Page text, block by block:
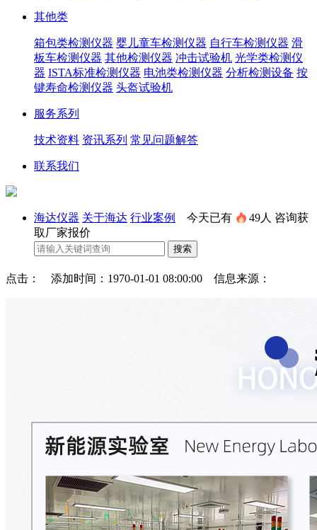
其他类
箱包类检测仪器 婴儿童车检测仪器 自行车检测仪器 滑
板车检测仪器 其他检测仪器 冲击试验机 光学类检测仪
器 ISTA标准检测仪器 电池类检测仪器 分析检测设备 按
键寿命检测仪器 头盔试验机
服务系列
技术资料 资讯系列 常见问题解答
联系我们
海达仪器 关于海达 行业案例 今天已有 49人 咨询获
取厂家报价
点击： 添加时间：1970-01-01 08:00:00 信息来源：